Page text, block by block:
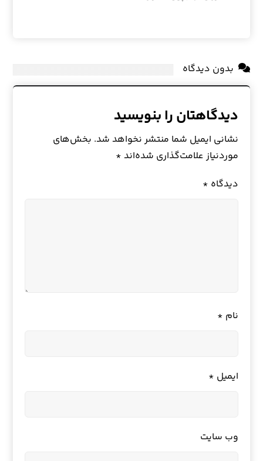
بدون دیدگاه
دیدگاهتان را بنویسید
نشانی ایمیل شما منتشر نخواهد شد. بخش‌های
موردنیاز علامت‌گذاری شده‌اند *
دیدگاه *
نام *
ایمیل *
وب‌ سایت